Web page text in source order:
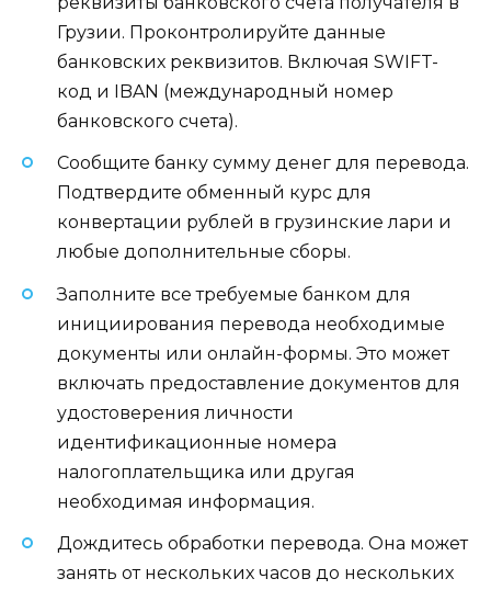
Грузии. Проконтролируйте данные
банковских реквизитов. Включая SWIFT-
код и IBAN (международный номер
банковского счета).
Сообщите банку сумму денег для перевода.
Подтвердите обменный курс для
конвертации рублей в грузинские лари и
любые дополнительные сборы.
Заполните все требуемые банком для
инициирования перевода необходимые
документы или онлайн-формы. Это может
включать предоставление документов для
удостоверения личности
идентификационные номера
налогоплательщика или другая
необходимая информация.
Дождитесь обработки перевода. Она может
занять от нескольких часов до нескольких